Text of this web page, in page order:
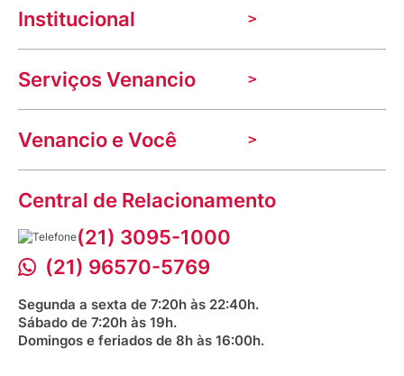
Institucional
A Venancio
Trabalhe Conosco
Nossas lojas
Indique seu imóvel
Aniversário Venancio 2025
Serviços Venancio
Troca e devolução
Mecânica de promoções
Dúvidas frequentes
Prazos e entregas
Bioimpedância Gratuita
Venancio e Você
VClube - Programa de fidelidade
Fale com o farmacêutico
Fale conosco
Procon RJ
Saúde na praça
Central de Relacionamento
(21) 3095-1000
(21) 96570-5769
Segunda a sexta de 7:20h às 22:40h.
Sábado de 7:20h às 19h.
Domingos e feriados de 8h às 16:00h.